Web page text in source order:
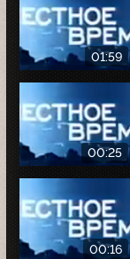
01:59
00:25
00:16